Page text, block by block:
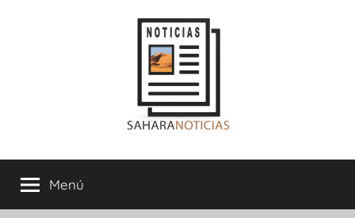
Sahara
Noticias
Menú